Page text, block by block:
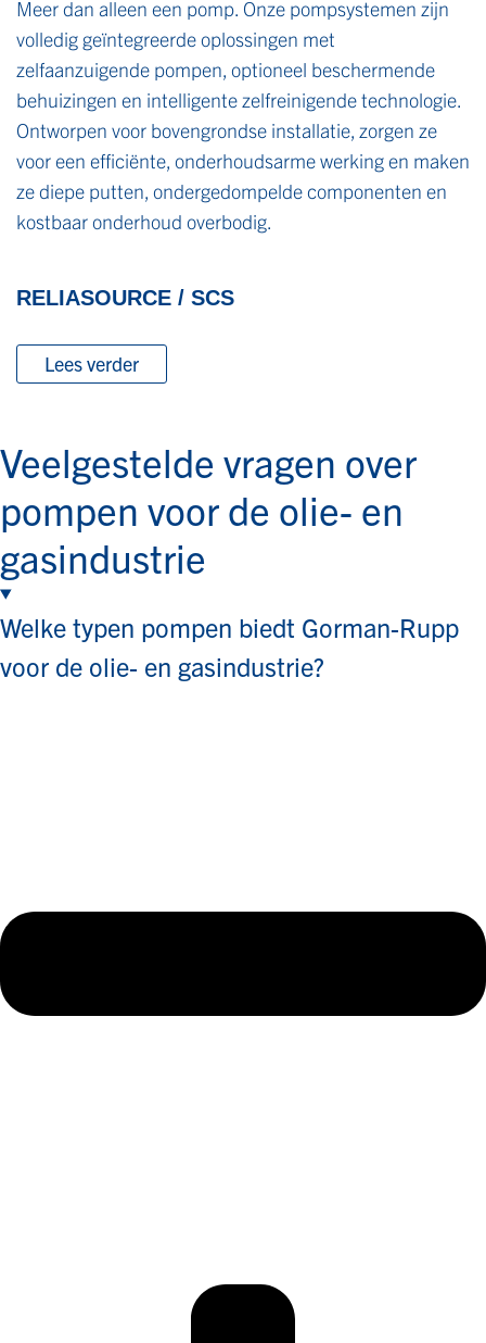
Meer dan alleen een pomp. Onze pompsystemen zijn
volledig geïntegreerde oplossingen met
zelfaanzuigende pompen, optioneel beschermende
behuizingen en intelligente zelfreinigende technologie.
Ontworpen voor bovengrondse installatie, zorgen ze
voor een efficiënte, onderhoudsarme werking en maken
ze diepe putten, ondergedompelde componenten en
kostbaar onderhoud overbodig.
RELIASOURCE / SCS
Lees verder
Veelgestelde vragen over
pompen voor de olie- en
gasindustrie
Welke typen pompen biedt Gorman-Rupp
voor de olie- en gasindustrie?